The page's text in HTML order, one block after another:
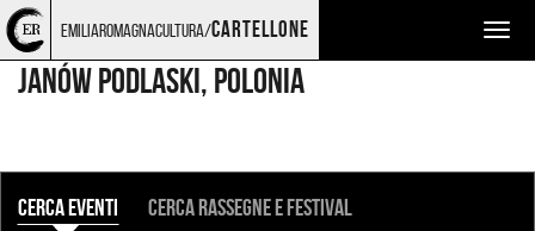
Torna
alla
home
page
Cerca
nel
sito
Salta
ai
contenuti
Salta
al
menu
principale
emiliaromagnacultura/cartellone
LUOGHI
JANÓW PODLASKI, Polonia
COSA
Cerca eventi Cerca rassegne e festival